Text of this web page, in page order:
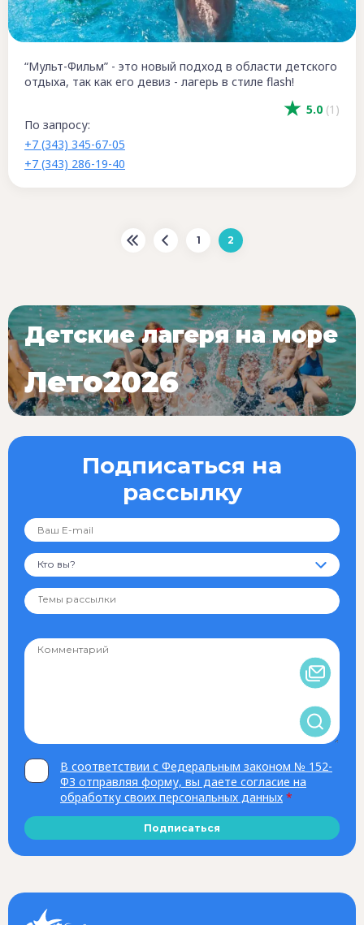
5.0 (1)
“Мульт-Фильм” - это новый подход в области детского
отдыха, так как его девиз - лагерь в стиле flash!
По запросу:
+7 (343) 345-67-05
+7 (343) 286-19-40
1 2
Подписаться на
рассылку
Кто вы?
В соответствии с Федеральным законом № 152-
ФЗ отправляя форму, вы даете согласие на
обработку своих персональных данных *
Подписаться
Детские лагеря на море
Лето2026